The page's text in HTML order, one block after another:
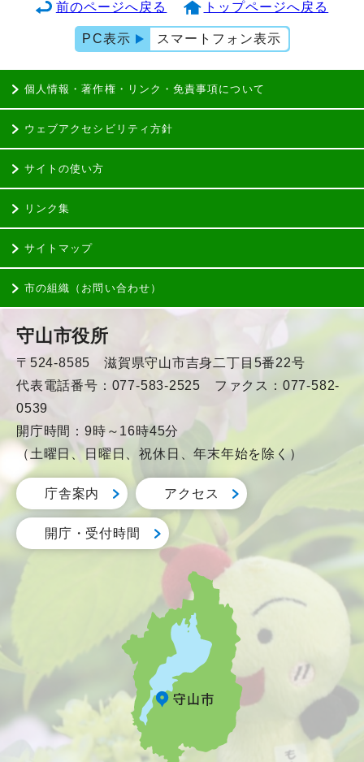
前のページへ戻る トップページへ戻る
PC表示 スマートフォン表示
個人情報・著作権・リンク・免責事項について
ウェブアクセシビリティ方針
サイトの使い方
リンク集
サイトマップ
市の組織（お問い合わせ）
守山市役所
〒524-8585 滋賀県守山市吉身二丁目5番22号
代表電話番号：077-583-2525 ファクス：077-582-
0539
開庁時間：9時～16時45分
（土曜日、日曜日、祝休日、年末年始を除く）
庁舎案内 アクセス
開庁・受付時間